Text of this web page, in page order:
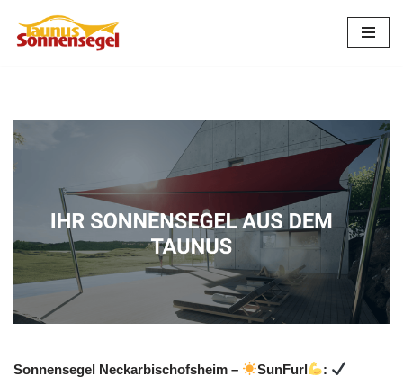
Zum
Sonnensegel Neckarbischofsheim – SunFurl
: